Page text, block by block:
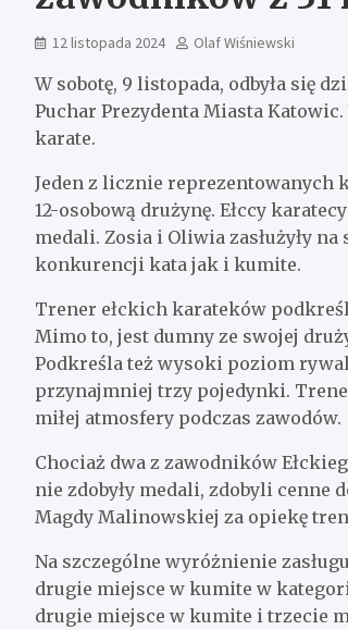
12 listopada 2024 Olaf Wiśniewski
W sobotę, 9 listopada, odbyła się
Puchar Prezydenta Miasta
karate.
Jeden z licznie reprezentowanych
12-osobową drużynę. Ełccy
medali. Zosia i Oliwia zasłużyły
konkurencji kata jak i kumite.
Trener ełckich karateków
Mimo to, jest dumny ze swojej
Podkreśla też wysoki poziom
przynajmniej trzy pojedynki.
miłej atmosfery podczas zawodów.
Chociaż dwa z zawodników
nie zdobyły medali, zdobyli cenne
Magdy Malinowskiej za opiekę
Na szczególne wyróżnienie
drugie miejsce w kumite w
drugie miejsce w kumite i trzecie